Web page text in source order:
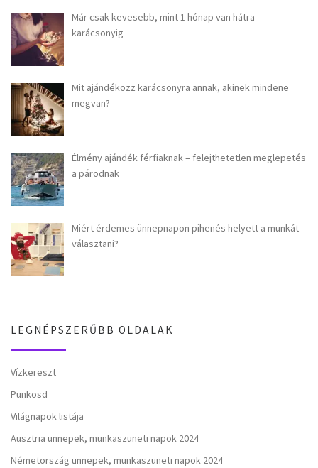
Már csak kevesebb, mint 1 hónap van hátra
karácsonyig
Mit ajándékozz karácsonyra annak, akinek mindene
megvan?
Élmény ajándék férfiaknak – felejthetetlen meglepetés
a párodnak
Miért érdemes ünnepnapon pihenés helyett a munkát
választani?
LEGNÉPSZERŰBB OLDALAK
Vízkereszt
Pünkösd
Világnapok listája
Ausztria ünnepek, munkaszüneti napok 2024
Németország ünnepek, munkaszüneti napok 2024